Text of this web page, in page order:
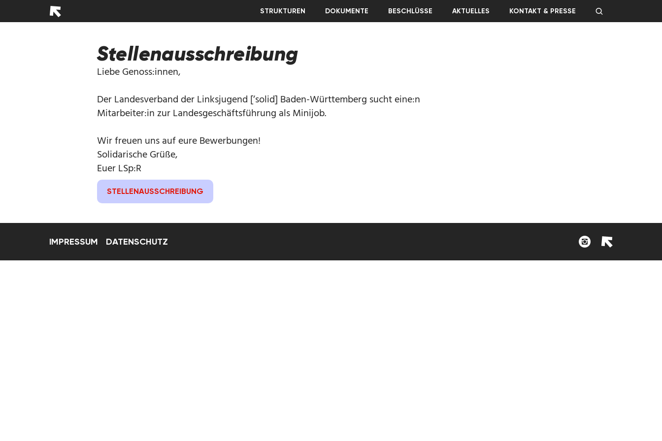
STRUKTUREN DOKUMENTE BESCHLÜSSE AKTUELLES KONTAKT & PRESSE
Stellenausschreibung
Liebe Genoss:innen,
Der Landesverband der Linksjugend [‘solid] Baden-Württemberg sucht eine:n
Mitarbeiter:in zur Landesgeschäftsführung als Minijob.
Wir freuen uns auf eure Bewerbungen!
Solidarische Grüße,
Euer LSp:R
STELLENAUSSCHREIBUNG
IMPRESSUM DATENSCHUTZ